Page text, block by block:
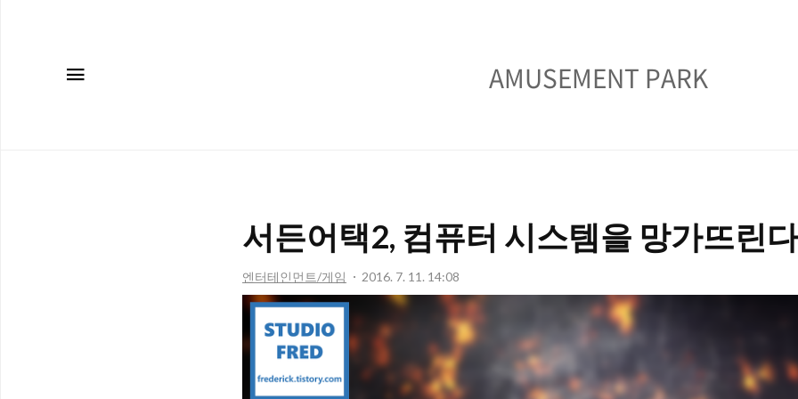
PARK
AMUSEMENT PARK
서든어택2, 컴퓨터 시스템을 망가뜨린
엔터테인먼트/게임 2016. 7. 11. 14:08